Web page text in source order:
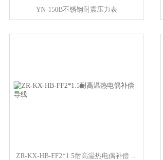
YN-150B不锈钢耐震压力表
ZR-KX-HB-FF2*1.5耐高温热电偶补偿导线